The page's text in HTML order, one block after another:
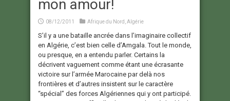
mon amour!
08/12/2011 Afrique du Nord Algérie
S’il y a une bataille ancrée dans l’imaginaire collectif
en Algérie, c’est bien celle d’Amgala. Tout le monde,
ou presque, en a entendu parler. Certains la
décrivent vaguement comme étant une écrasante
victoire sur l’armée Marocaine par delà nos
frontières et d’autres insistent sur le caractère
“spécial” des forces Algériennes qui y ont participé.